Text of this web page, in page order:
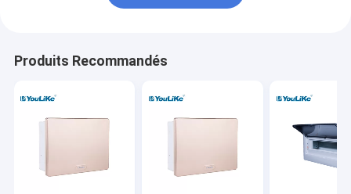
Produits Recommandés